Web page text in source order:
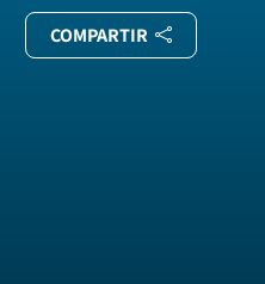
COMPARTIR